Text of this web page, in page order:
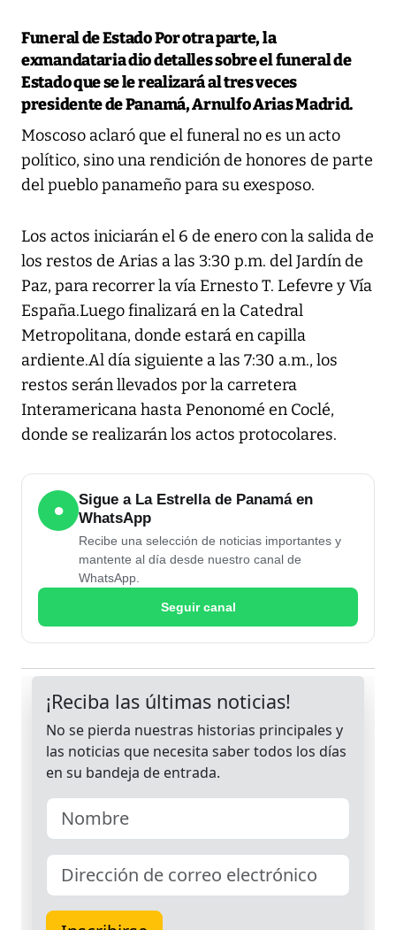
Funeral de EstadoPor otra parte, la
exmandataria dio detalles sobre el funeral de
Estado que se le realizará al tres veces
presidente de Panamá, Arnulfo Arias Madrid.
Moscoso aclaró que el funeral no es un acto
político, sino una rendición de honores de parte
del pueblo panameño para su exesposo.
Los actos iniciarán el 6 de enero con la salida de
los restos de Arias a las 3:30 p.m. del Jardín de
Paz, para recorrer la vía Ernesto T. Lefevre y Vía
España.Luego finalizará en la Catedral
Metropolitana, donde estará en capilla
ardiente.Al día siguiente a las 7:30 a.m., los
restos serán llevados por la carretera
Interamericana hasta Penonomé en Coclé,
donde se realizarán los actos protocolares.
●
Sigue a La Estrella de Panamá en
WhatsApp
Recibe una selección de noticias importantes y
mantente al día desde nuestro canal de
WhatsApp.
Seguir canal